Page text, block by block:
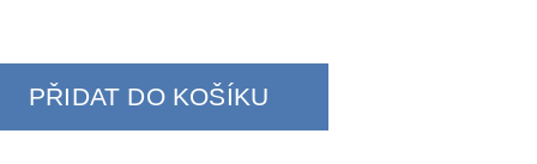
PŘIDAT DO KOŠÍKU